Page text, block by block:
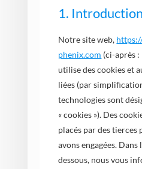
1. Introduction
Notre site web,
phenix.com (ci-après :
utilise des cookies et
liées (par
technologies sont
« cookies »). Des
placés par des tierces
avons engagées.
dessous, nous vous